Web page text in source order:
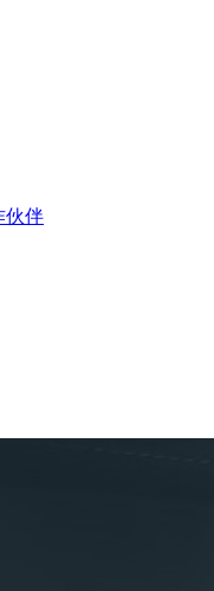
伙伴